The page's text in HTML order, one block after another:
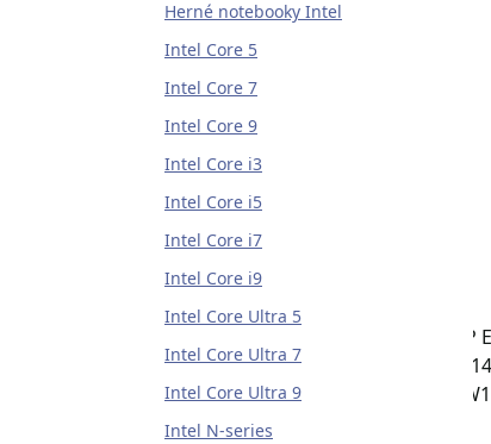
Herné notebooky Intel
Intel Core 5
Intel Core 7
Intel Core 9
Intel Core i3
Intel Core i5
Intel Core i7
Intel Core i9
Intel Core Ultra 5
Intel Core Ultra 7
Intel Core Ultra 9
Intel N-series